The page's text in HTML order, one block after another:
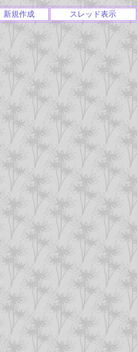
新規作成 スレッド表示